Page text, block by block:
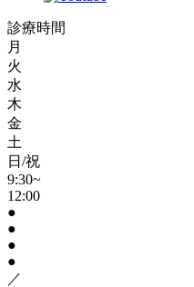
診療時間
月
火
水
木
金
土
日/祝
9:30~
12:00
●
●
●
●
／